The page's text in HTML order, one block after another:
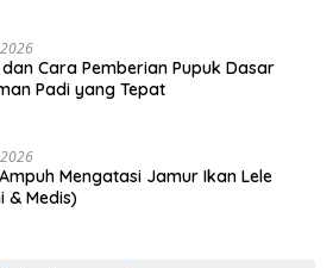
Cara Pemberian Pupuk Dasar
Padi yang Tepat
Mengatasi Jamur Ikan Lele
& Medis)